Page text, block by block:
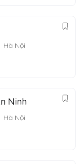
Hà Nội
Ninh
Hà Nội